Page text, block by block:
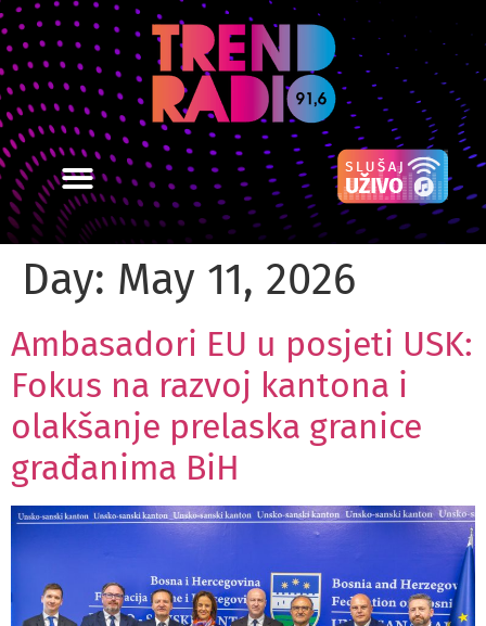
Day: May 11, 2026
Ambasadori EU u posjeti USK:
Fokus na razvoj kantona i
olakšanje prelaska granice
građanima BiH